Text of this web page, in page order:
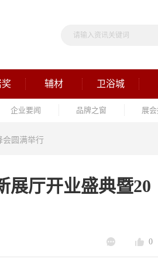
辅材 卫浴城
企业要闻 品牌之窗 展
会圆满举行
展厅开业盛典暨20
0